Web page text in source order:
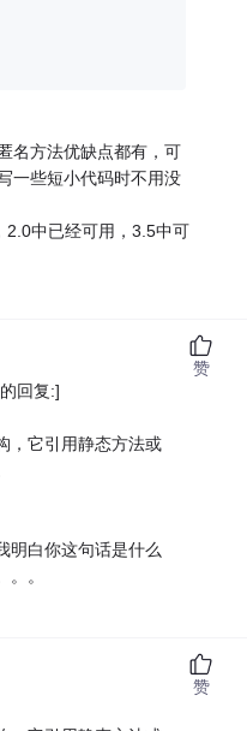
名方法优缺点都有，可
一些短小代码时不用没
中已经可用，3.5中可
回复:]
，它引用静态方法或
明白你这句话是什么
。
赞
赞